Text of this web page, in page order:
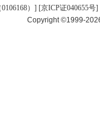
） ] [京ICP证040655号]
Copyright ©1999-